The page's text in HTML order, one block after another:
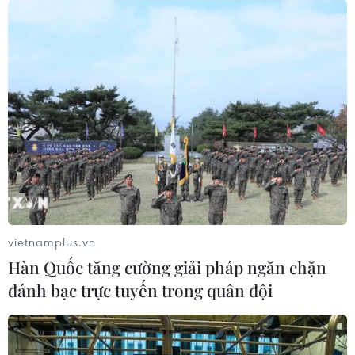
Đưa gốm sứ Bình Dương vào mạng
lưới thủ công sáng tạo thế giới
05/08/2026 11:53
Đường sắt “lột xác”, mở hướng đi mới
với các đoàn tàu du lịch, di sản
21/07/2026 02:54
Dự kiến đưa tàu du lịch Huế-Phong
Nha vào khai thác từ ngày 1/9
vietnamplus.vn
Hàn Quốc tăng cường giải pháp ngăn chặn
đánh bạc trực tuyến trong quân đội